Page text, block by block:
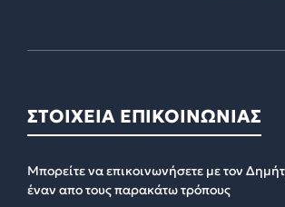
ΣΤΟΙΧΕΙΑ ΕΠΙΚΟΙΝΩΝΙΑΣ
Μπορείτε να επικοινωνήσετε με τον
έναν απο τους παρακάτω τρόπους